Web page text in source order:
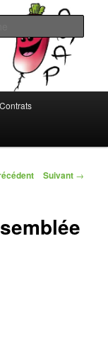
Contrats
Suivant →